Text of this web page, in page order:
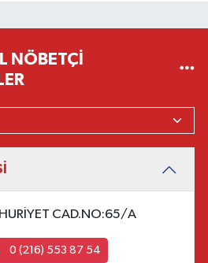
NÖBETÇI
CAD.NO:65/A
0 (216) 553 87 54